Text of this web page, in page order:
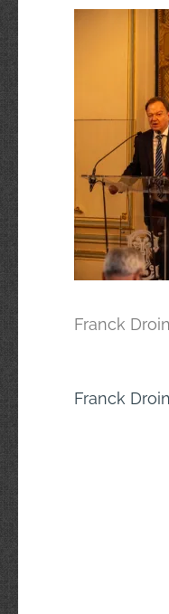
Franck
Franck